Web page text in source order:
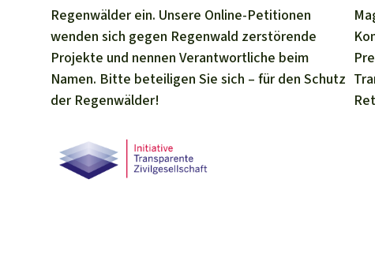
Regenwälder ein. Unsere Online-Petitionen
wenden sich gegen Regenwald zerstörende
Projekte und nennen Verantwortliche beim
Namen. Bitte beteiligen Sie sich – für den Schutz
der Regenwälder!